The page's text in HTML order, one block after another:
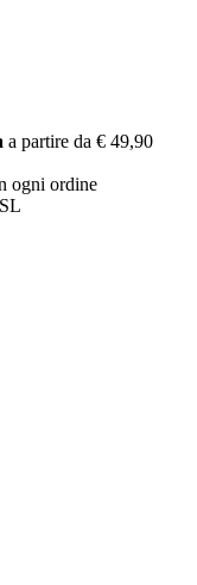
a partire da € 49,90
ogni ordine